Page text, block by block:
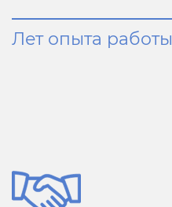
Лет опыта работы